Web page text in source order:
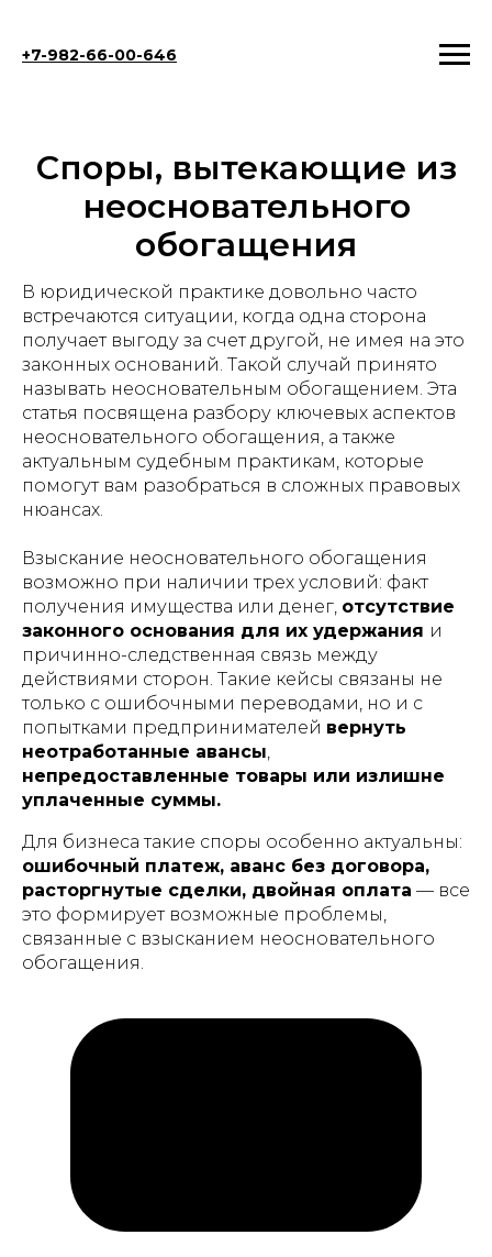
+7-982-66-00-646
Споры, вытекающие из
неосновательного
обогащения
В юридической практике довольно часто
встречаются ситуации, когда одна сторона
получает выгоду за счет другой, не имея на это
законных оснований. Такой случай принято
называть неосновательным обогащением. Эта
статья посвящена разбору ключевых аспектов
неосновательного обогащения, а также
актуальным судебным практикам, которые
помогут вам разобраться в сложных правовых
нюансах.
Взыскание неосновательного обогащения
возможно при наличии трех условий: факт
получения имущества или денег, отсутствие
законного основания для их удержания и
причинно-следственная связь между
действиями сторон. Такие кейсы связаны не
только с ошибочными переводами, но и с
попытками предпринимателей вернуть
неотработанные авансы,
непредоставленные товары или излишне
уплаченные суммы.
Для бизнеса такие споры особенно актуальны:
ошибочный платеж, аванс без договора,
расторгнутые сделки, двойная оплата — все
это формирует возможные проблемы,
связанные с взысканием неосновательного
обогащения.